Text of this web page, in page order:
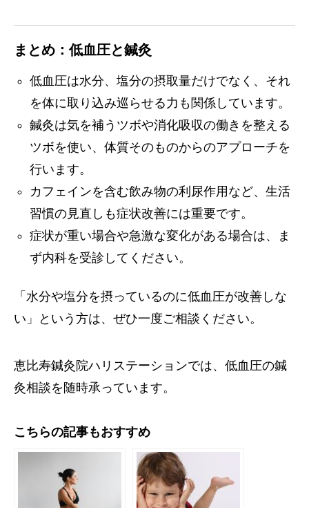
まとめ：低血圧と鍼灸
低血圧は水分、塩分の摂取量だけでなく、それ
を体に取り込み巡らせる力も関係しています。
鍼灸は気を補うツボや消化吸収の働きを整える
ツボを使い、体質そのものからのアプローチを
行います。
カフェインを含む飲み物の利尿作用など、生活
習慣の見直しも症状改善には重要です。
症状が重い場合や急激な変化がある場合は、ま
ず内科を受診してください。
「水分や塩分を摂っているのに低血圧が改善しな
い」という方は、ぜひ一度ご相談ください。
恵比寿鍼灸院ハリステーションでは、低血圧の鍼
灸相談を随時承っています。
こちらの記事もおすすめ